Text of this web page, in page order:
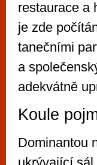
restaurace a
je zde
tanečními
a
adekvátně
Koule
Dominantou